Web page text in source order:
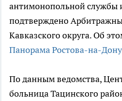
антимонопольной службы
подтверждено
Кавказского округа. Об
Панорама Ростова-на-Дону
По данным ведомства,
больница Тацинского